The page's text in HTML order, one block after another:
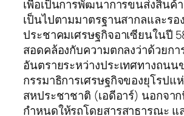
เพื่อเป็นการพัฒนาการขนส่งสินค้
เป็นไปตามมาตรฐานสากลและรอ
ประชาคมเศรษฐกิจอาเซียนในปี
สอดคล้องกับความตกลงว่าด้วยก
อันตรายระหว่างประเทศทางถน
กรรมาธิการเศรษฐกิจของยุโรปแ
สหประชาชาติ (เอดีอาร์) นอกจา
กำหนดให้รถโดยสารสาธารณะ แ